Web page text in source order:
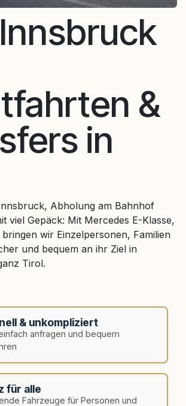
&
in
Abholung am Bahnhof
viel Gepäck: Mit Mercedes E-Klasse,
wir Einzelpersonen, Familien
und bequem an ihr Ziel in
Tirol.
& unkompliziert
anfragen und bequem
für alle
Fahrzeuge für Personen und